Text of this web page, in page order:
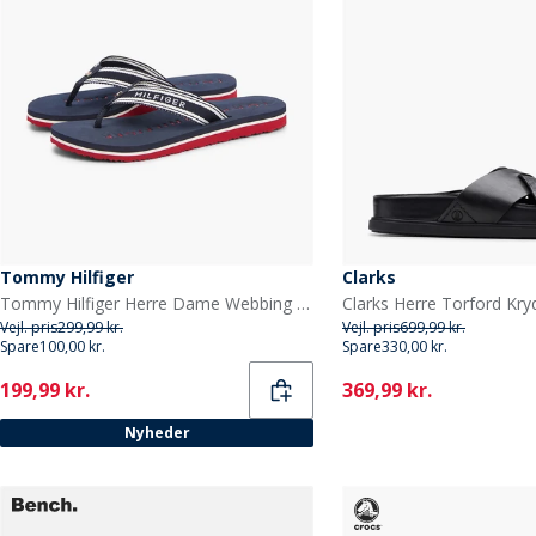
Tommy Hilfiger
Tommy Hilfiger Herre Dame Webbing Flip Flops Rwb
Vejl. pris299,99 kr.
Spare100,00 kr.
Current
199,99 kr.
Nyheder
Clarks
Vejl. pris699,99 kr.
Spare330,00 kr.
Current
369,99 kr.